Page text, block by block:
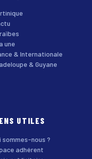
une
& Internationale
& Guyane
UTILES
sommes-nous ?
adhérent